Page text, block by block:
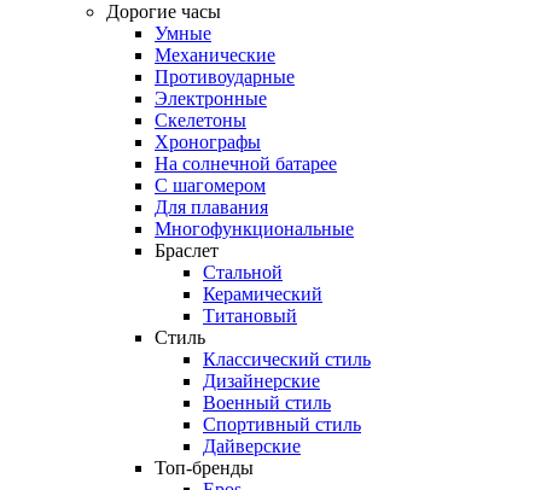
Дорогие часы
Умные
Механические
Противоударные
Электронные
Скелетоны
Хронографы
На солнечной батарее
С шагомером
Для плавания
Многофункциональные
Браслет
Стальной
Керамический
Титановый
Стиль
Классический стиль
Дизайнерские
Военный стиль
Спортивный стиль
Дайверские
Топ-бренды